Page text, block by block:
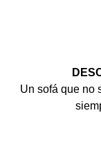
Un sofá que no